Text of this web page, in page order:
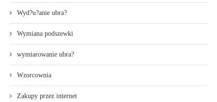
Wyd?u?anie ubra?
Wymiana podszewki
wymiarowanie ubra?
Wzorcownia
Zakupy przez internet